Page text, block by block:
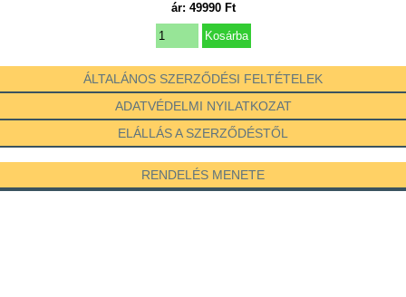
ár: 49990Ft
ÁLTALÁNOS SZERZŐDÉSI FELTÉTELEK
ADATVÉDELMI NYILATKOZAT
ELÁLLÁS A SZERZŐDÉSTŐL
RENDELÉS MENETE